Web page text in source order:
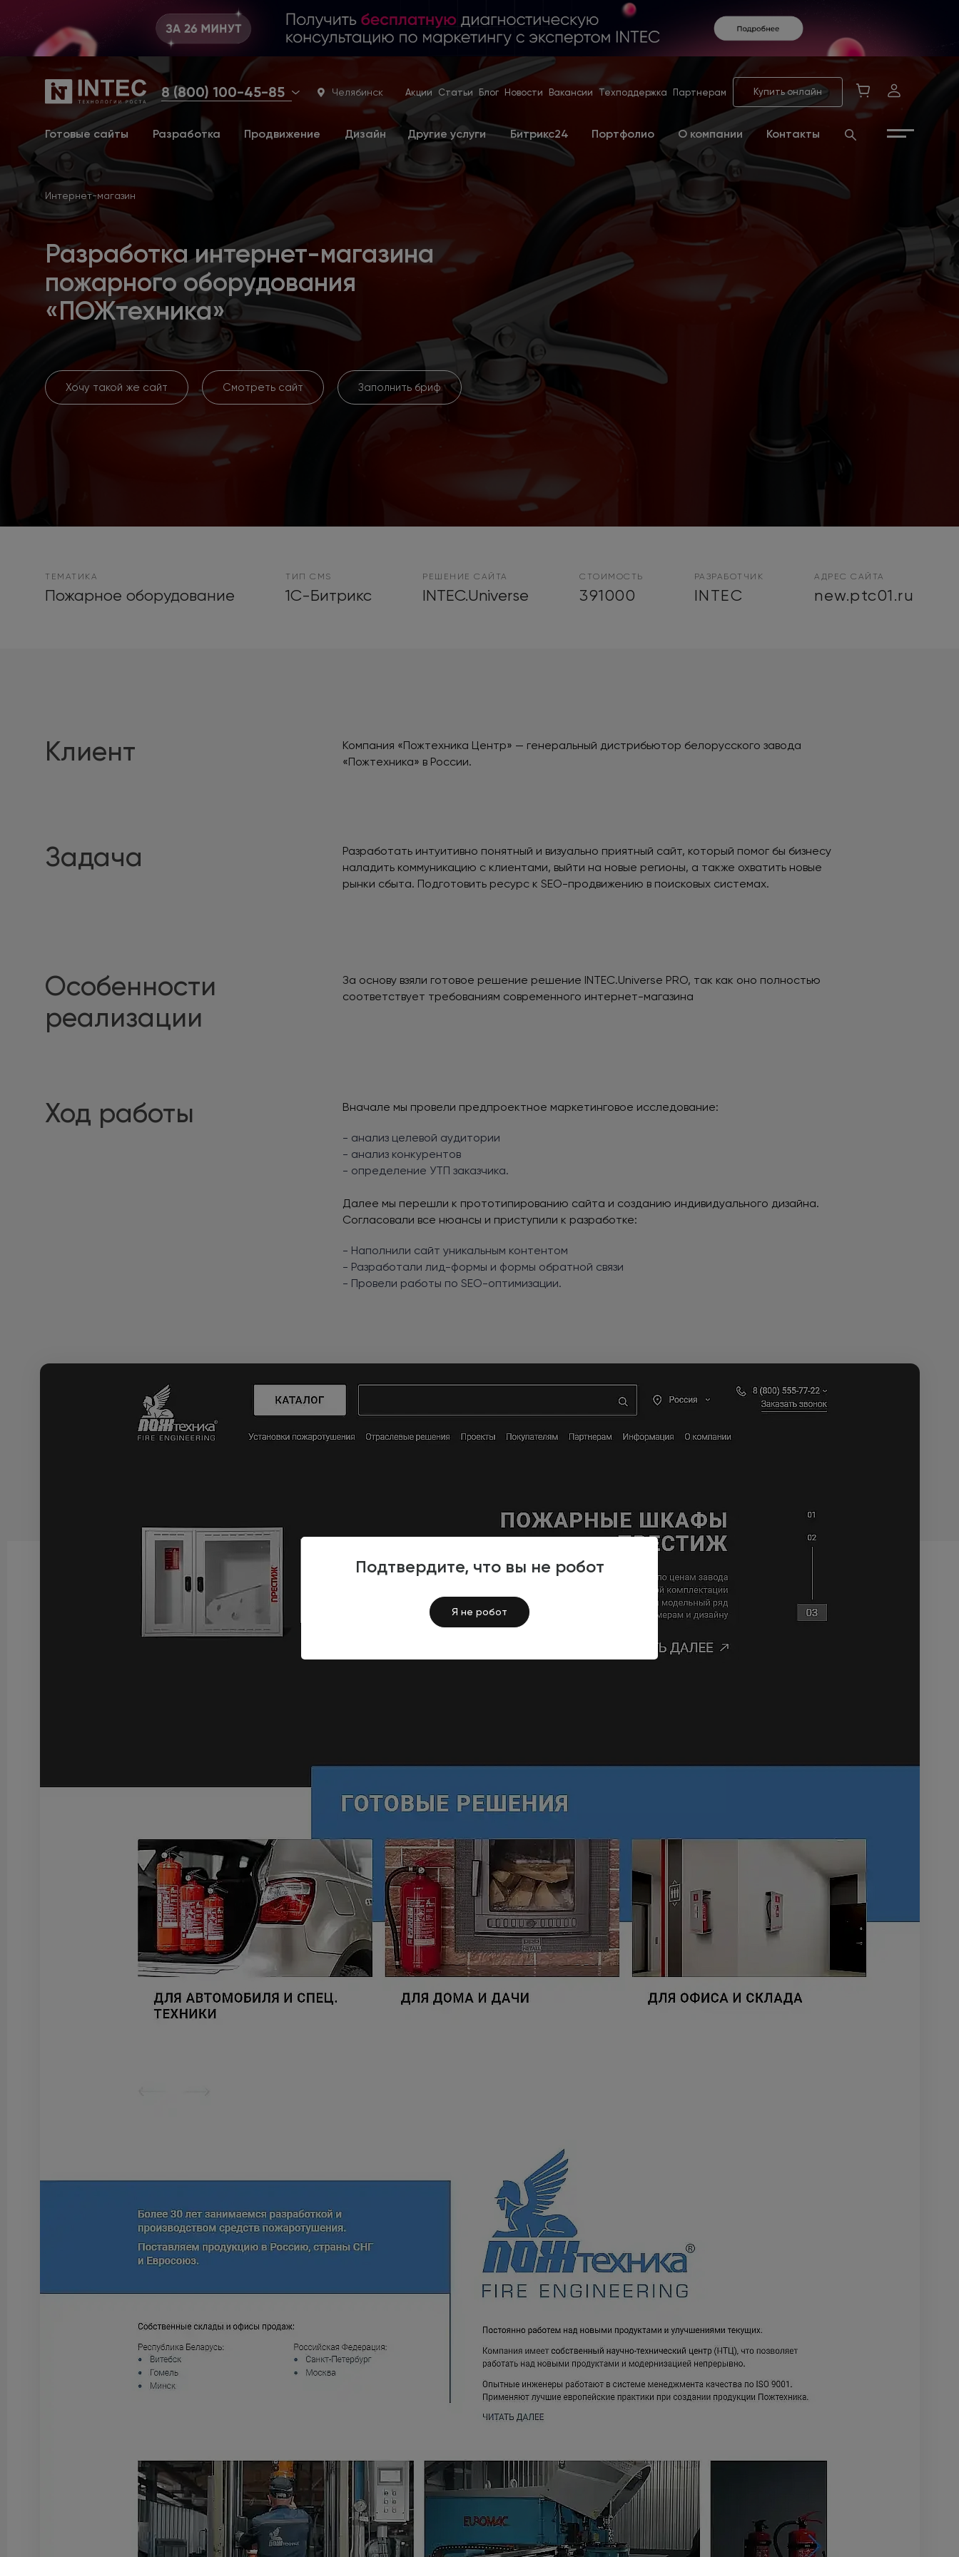
Подтвердите, что вы не робот
Я не робот
8 (800) 100-45-85 Челябинск Акции Статьи Блог Новости Вакансии Техподдержка Партнерам Купить онлайн
Готовые сайты Разработка Продвижение Дизайн Другие услуги Битрикс24 Портфолио О компании Контакты
Интернет-магазин
Разработка интернет-магазина
пожарного оборудования
«ПОЖтехника»
Хочу такой же сайт Смотреть сайт Заполнить бриф
ТЕМАТИКА
Пожарное оборудование
ТИП CMS
1С-Битрикс
РЕШЕНИЕ САЙТА
INTEC.Universe
СТОИМОСТЬ
391000
РАЗРАБОТЧИК
INTEC
АДРЕС САЙТА
new.ptc01.ru
Клиент
Компания «Пожтехника Центр» — генеральный дистрибьютор белорусского завода
«Пожтехника» в России.
Задача
Разработать интуитивно понятный и визуально приятный сайт, который помог бы бизнесу
наладить коммуникацию с клиентами, выйти на новые регионы, а также охватить новые
рынки сбыта. Подготовить ресурс к SEO-продвижению в поисковых системах.
Особенности
реализации
За основу взяли готовое решение решение INTEC.Universe PRO, так как оно полностью
соответствует требованиям современного интернет-магазина
Ход работы Вначале мы провели предпроектное маркетинговое исследование:
- анализ целевой аудитории
- анализ конкурентов
- определение УТП заказчика.
Далее мы перешли к прототипированию сайта и созданию индивидуального дизайна.
Согласовали все нюансы и приступили к разработке:
- Наполнили сайт уникальным контентом
- Разработали лид-формы и формы обратной связи
- Провели работы по SEO-оптимизации.